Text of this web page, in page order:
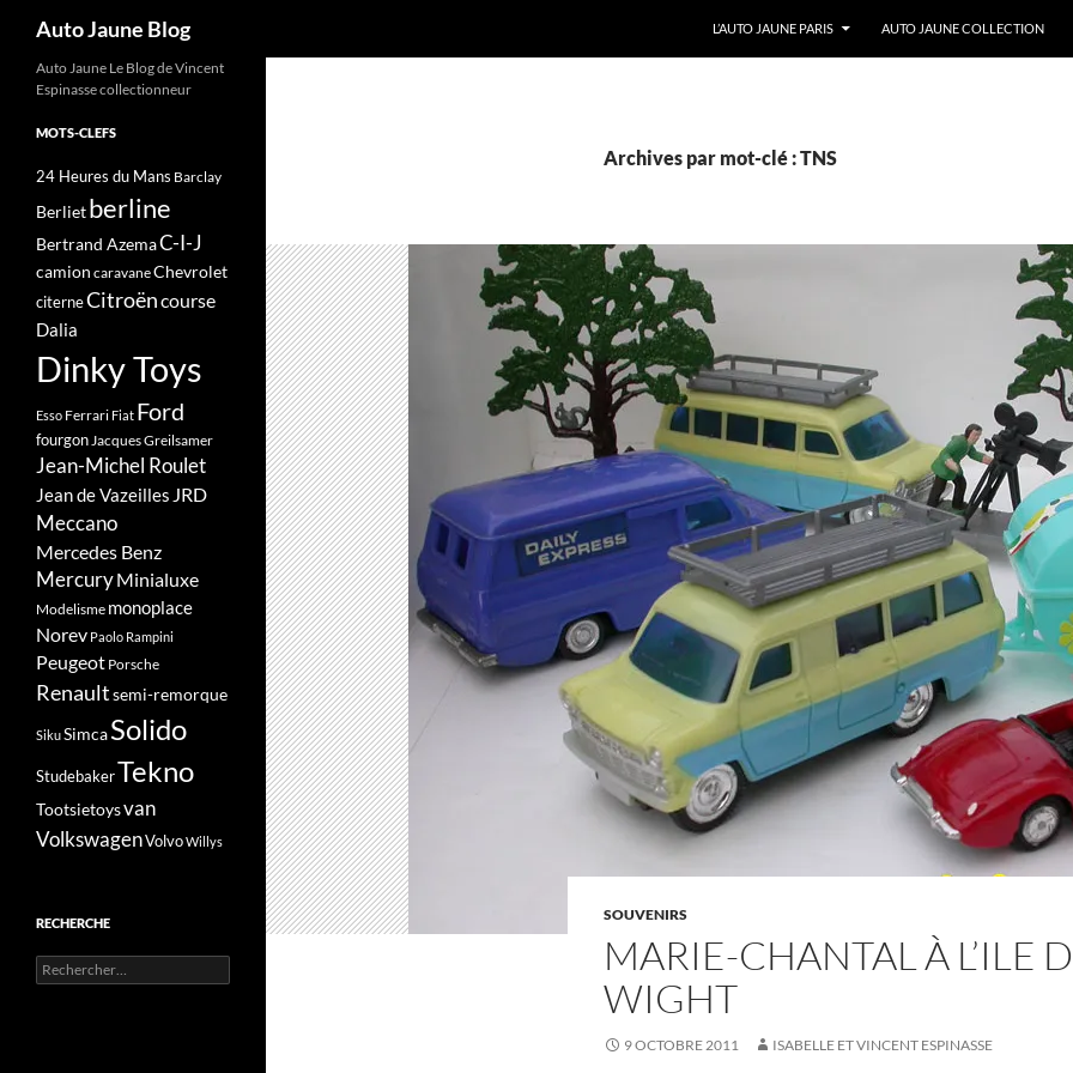
Auto Jaune Blog
L’AUTO JAUNE PARIS
AUTO JAUNE COLLECTION
Archives par mot-clé : TNS
SOUVENIRS
MARIE-CHANTAL À L’ILE
WIGHT
9 OCTOBRE 2011 ISABELLE ET VINCENT ESPINASSE
Auto Jaune Le Blog de Vincent
Espinasse collectionneur
MOTS-CLEFS
24 Heures du Mans Barclay
Berlietberline
Bertrand AzemaC-I-J
camion caravaneChevrolet
citerneCitroëncourse
Dalia
Dinky Toys
Esso Ferrari Fiat Ford
fourgonJacques Greilsamer
Jean-Michel Roulet
Jean de Vazeilles JRD
Meccano
Mercedes Benz
MercuryMinialuxe
Modelisme monoplace
Norev Paolo Rampini
Peugeot Porsche
Renaultsemi-remorque
SikuSimcaSolido
StudebakerTekno
Tootsietoysvan
VolkswagenVolvoWillys
RECHERCHE
Rechercher :